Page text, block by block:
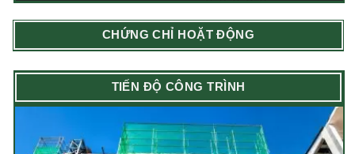
CHỨNG CHỈ HOẶT ĐỘNG
TIẾN ĐỘ CÔNG TRÌNH